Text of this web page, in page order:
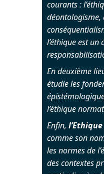
courants :
déontologisme,
l’éthique est un
En deuxième
étudie les
l’éthique
Enfin,
comme son
les normes de
des contextes